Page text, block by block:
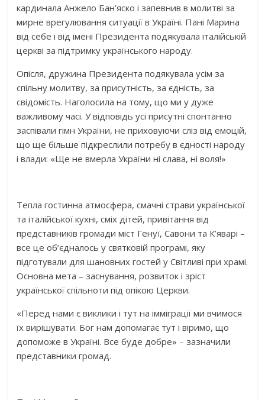
кардинала Анжело Бан’яско і запевнив в молитві за
мирне врегулювання ситуації в Україні. Пані Марина
від себе і від імені Президента подякувала італійській
церкві за підтримку українського народу.
Опісля, дружина Президента подякувала усім за
спільну молитву, за присутність, за єдність, за
свідомість. Наголосила на тому, що ми у дуже
важливому часі. У відповідь усі присутні спонтанно
заспівали гімн України, не приховуючи сліз від емоцій,
що ще більше підкреслили потребу в єдності народу
і влади: «Ще не вмерла України ні слава, ні воля!»
Тепла гостинна атмосфера, смачні страви української
та італійської кухні, сміх дітей, привітання від
представників громади міст Генуї, Савони та К’яварі –
все це об’єдналось у святковій програмі, яку
підготували для шановних гостей у Світливі при храмі.
Основна мета – заснування, розвиток і зріст
української спільноти під опікою Церкви.
«Перед нами є виклики і тут на імміграції ми вчимося
їх вирішувати. Бог нам допомагає тут і віримо, що
допоможе в Україні. Все буде добре» – зазначили
представники громад.